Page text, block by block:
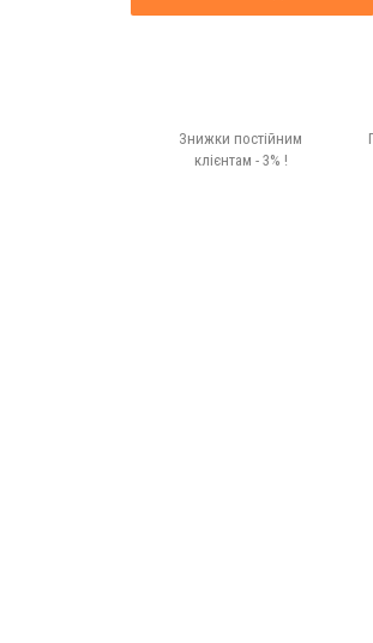
Знижки постійним
клієнтам - 3% !